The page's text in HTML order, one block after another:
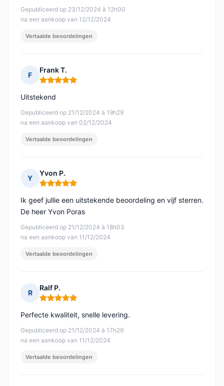
Gepubliceerd op 23/12/2024 à 12h00
na een aankoop van 12/12/2024
Vertaalde beoordelingen
F
Frank T.
Opmerking: 5 van 5
Gepubliceerd op 21/12/2024 à 19h29
na een aankoop van 02/12/2024
Uitstekend
Vertaalde beoordelingen
Y
Yvon P.
Opmerking: 5 van 5
Gepubliceerd op 21/12/2024 à 18h03
na een aankoop van 11/12/2024
Ik geef jullie een uitstekende beoordeling en vijf sterren.
De heer Yvon Poras
Vertaalde beoordelingen
R
Ralf P.
Opmerking: 5 van 5
Gepubliceerd op 21/12/2024 à 17h29
na een aankoop van 11/12/2024
Perfecte kwaliteit, snelle levering.
Vertaalde beoordelingen